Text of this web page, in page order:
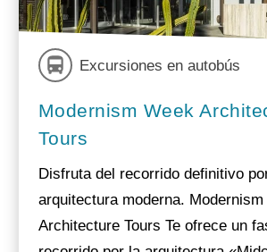
Excursiones en autobús
Modernism Week
Tours
Disfruta del recorrido definitivo
arquitectura moderna. Modernism
Architecture Tours Te ofrece un